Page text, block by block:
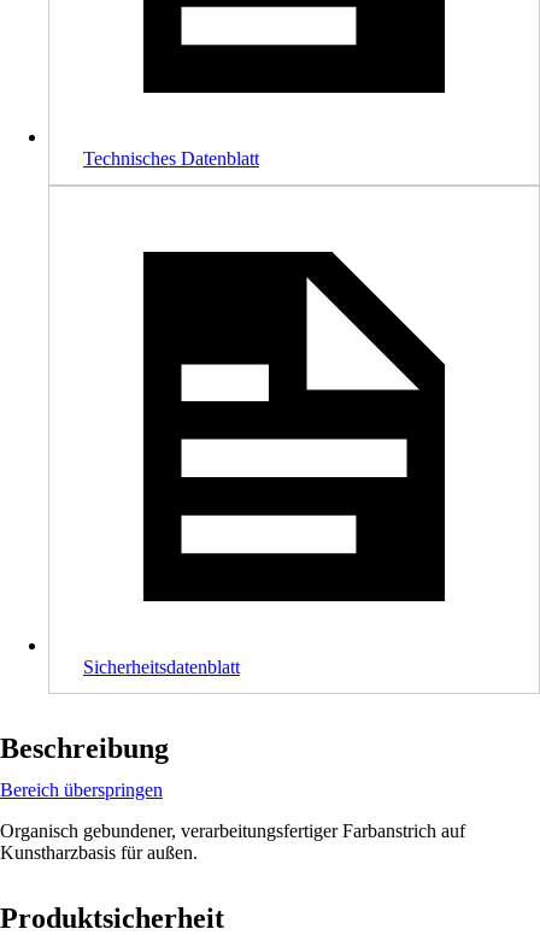
Technisches Datenblatt
Sicherheitsdatenblatt
Beschreibung
Bereich überspringen
Organisch gebundener, verarbeitungsfertiger Farbanstrich auf
Kunstharzbasis für außen.
Produktsicherheit